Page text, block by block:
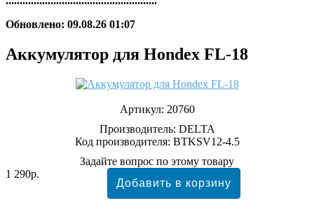
Обновлено: 09.08.26 01:07
Аккумулятор для Hondex FL-18
Артикул: 20760
Производитель: DELTA
Код производителя: BTKSV12-4.5
Задайте вопрос по этому товару
1 290р.